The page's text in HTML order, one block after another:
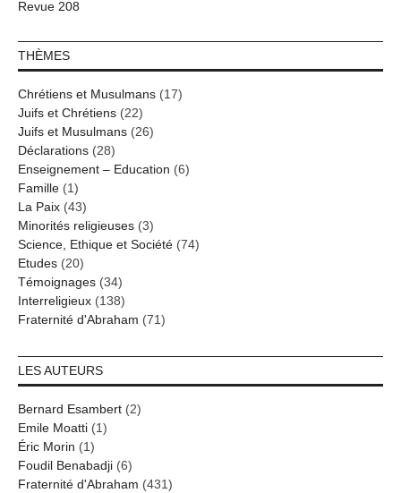
Revue 208
THÈMES
Chrétiens et Musulmans (17)
Juifs et Chrétiens (22)
Juifs et Musulmans (26)
Déclarations (28)
Enseignement – Education (6)
Famille (1)
La Paix (43)
Minorités religieuses (3)
Science, Ethique et Société (74)
Etudes (20)
Témoignages (34)
Interreligieux (138)
Fraternité d'Abraham (71)
LES AUTEURS
Bernard Esambert (2)
Emile Moatti (1)
Éric Morin (1)
Foudil Benabadji (6)
Fraternité d'Abraham (431)